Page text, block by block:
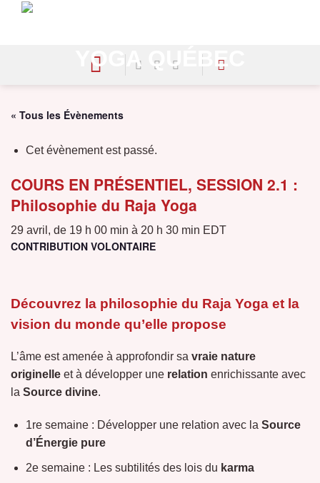
Skip
« Tous les Évènements
Cet évènement est passé.
COURS EN PRÉSENTIEL, SESSION 2.1 :
Philosophie du Raja Yoga
29 avril, de 19 h 00 min à 20 h 30 min EDT
CONTRIBUTION VOLONTAIRE
Découvrez la philosophie du Raja Yoga et la
vision du monde qu’elle propose
L’âme est amenée à approfondir sa vraie nature
originelle et à développer une relation enrichissante avec
la Source divine.
1re semaine : Développer une relation avec la Source
d’Énergie pure
2e semaine : Les subtilités des lois du karma